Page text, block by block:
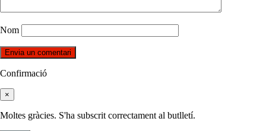
Nom
Confirmació
×
Moltes gràcies. S'ha subscrit correctament al butlletí.